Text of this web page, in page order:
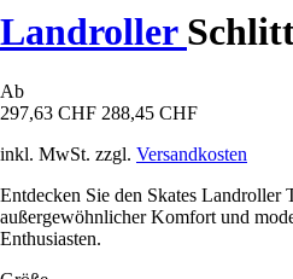
Landroller
Ab
297,63 CHF 288,45 CHF
inkl. MwSt. zzgl. Versandkosten
Entdecken Sie den Skates Landroller
außergewöhnlicher Komfort und
Enthusiasten.